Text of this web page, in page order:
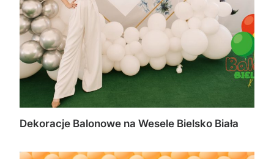
Dekoracje Balonowe na Wesele Bielsko Biała